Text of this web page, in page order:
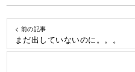
< 前の記事
まだ出していないのに。。。